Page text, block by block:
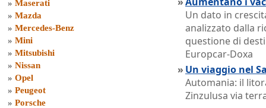
» Maserati
» Mazda
» Mercedes-Benz
» Mini
» Mitsubishi
» Nissan
» Opel
» Peugeot
» Porsche
Un dato in
analizzato dalla
questione di
Europcar-Doxa
» Un viaggio nel
Automania: il
Zinzulusa via